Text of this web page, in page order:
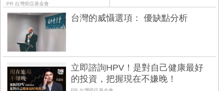
PR 台灣癌症基金會
台灣的威懾選項： 優缺點分析
立即諮詢HPV！是對自己健康最好
的投資，把握現在不嫌晚！